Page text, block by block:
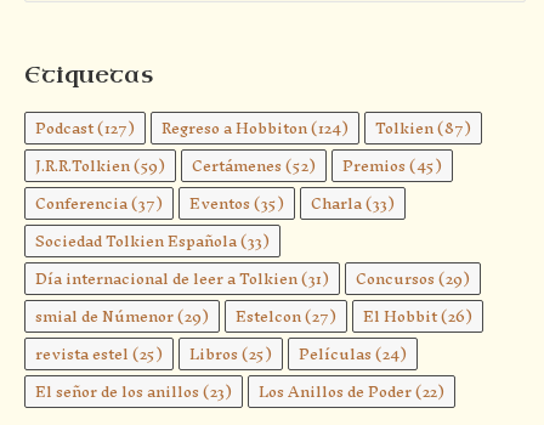
Etiquetas
Podcast(127) Regreso a Hobbiton(124) Tolkien(87)
J.R.R.Tolkien(59) Certámenes(52) Premios(45)
Conferencia(37) Eventos(35) Charla(33)
Sociedad Tolkien Española(33)
Día internacional de leer a Tolkien(31) Concursos(29)
smial de Númenor(29) Estelcon(27) El Hobbit(26)
revista estel(25) Libros(25) Películas(24)
El señor de los anillos(23) Los Anillos de Poder(22)